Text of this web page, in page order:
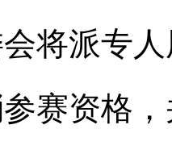
将派专
赛资格